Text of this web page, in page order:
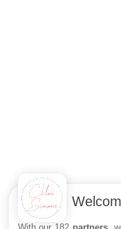
With our 182 partners ,